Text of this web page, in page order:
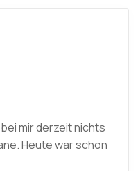
mir derzeit nichts
Heute war schon